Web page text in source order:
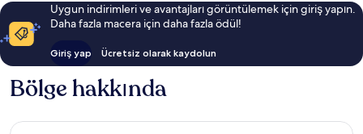
Uygun indirimleri ve avantajları görüntülemek için giriş yapın.
Daha fazla macera için daha fazla ödül!
Giriş yap Ücretsiz olarak kaydolun
Bölge hakkında